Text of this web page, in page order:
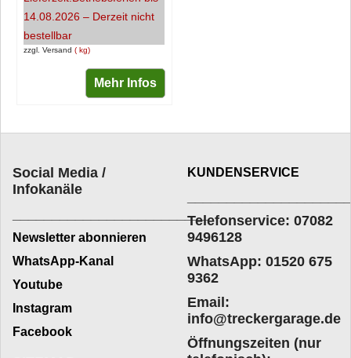
zzgl. Versand kg
14.08.2026 – Derzeit nicht
bestellbar
Mehr Infos
Social Media /
Infokanäle
_________________________
Newsletter abonnieren
WhatsApp-Kanal
Youtube
Instagram
Facebook
KUNDENSERVICE
Telefonservice: 07082
9496128
WhatsApp: 01520 675
9362
Email:
info@treckergarage.de
Öffnungszeiten (nur